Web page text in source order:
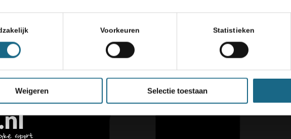
Voorkeuren Statistieken
Weigeren Selectie toestaan